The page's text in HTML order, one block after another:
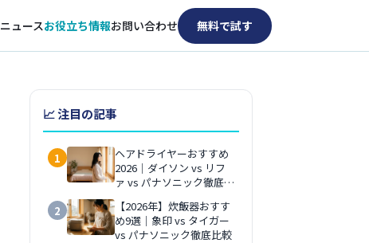
ニュースお役立ち情報お問い合わせ 無料で試す
📈 注目の記事
1
ヘアドライヤーおすすめ
2026｜ダイソン vs リフ
ァ vs パナソニック徹底比
2
【2026年】炊飯器おすす
め9選｜象印 vs タイガー
vs パナソニック徹底比較